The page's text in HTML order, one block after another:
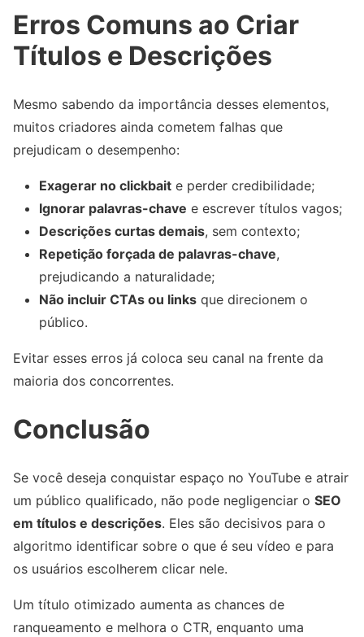
Erros Comuns ao Criar
Títulos e Descrições
Mesmo sabendo da importância desses elementos,
muitos criadores ainda cometem falhas que
prejudicam o desempenho:
Exagerar no clickbait e perder credibilidade;
Ignorar palavras-chave e escrever títulos vagos;
Descrições curtas demais, sem contexto;
Repetição forçada de palavras-chave,
prejudicando a naturalidade;
Não incluir CTAs ou links que direcionem o
público.
Evitar esses erros já coloca seu canal na frente da
maioria dos concorrentes.
Conclusão
Se você deseja conquistar espaço no YouTube e atrair
um público qualificado, não pode negligenciar o SEO
em títulos e descrições. Eles são decisivos para o
algoritmo identificar sobre o que é seu vídeo e para
os usuários escolherem clicar nele.
Um título otimizado aumenta as chances de
ranqueamento e melhora o CTR, enquanto uma